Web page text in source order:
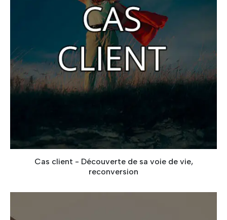
Cas client - Découverte de sa voie de vie,
reconversion